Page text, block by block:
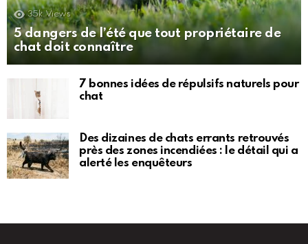
35k Views
5 dangers de l’été que tout propriétaire de
chat doit connaître
7 bonnes idées de répulsifs naturels pour
chat
Des dizaines de chats errants retrouvés
près des zones incendiées : le détail qui a
alerté les enquêteurs